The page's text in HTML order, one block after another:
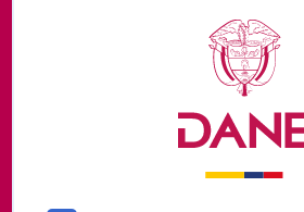
Logos institucionales